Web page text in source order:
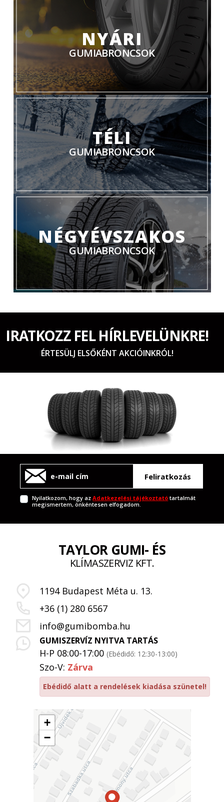
NYÁRI
GUMIABRONCSOK
TÉLI
GUMIABRONCSOK
NÉGYÉVSZAKOS
GUMIABRONCSOK
IRATKOZZ FEL HÍRLEVELÜNKRE!
ÉRTESÜLJ ELSŐKÉNT AKCIÓINKRÓL!
Feliratkozás
Nyilatkozom, hogy azAdatkezelési tájékoztató tartalmát
megismertem, önkéntesen elfogadom.
+
−
TAYLOR GUMI- ÉS
KLÍMASZERVIZ KFT.
1194 Budapest Méta u. 13.
+36 (1) 280 6567
info@gumibomba.hu
GUMISZERVÍZ NYITVA TARTÁS
H-P 08:00-17:00 (Ebédidő: 12:30-13:00)
Szo-V: Zárva
Ebédidő alatt a rendelések kiadása szünetel!